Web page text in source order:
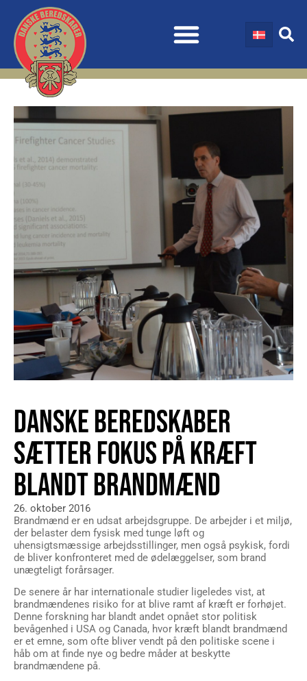
DANSKE BEREDSKABER
SÆTTER FOKUS PÅ KRÆFT
BLANDT BRANDMÆND
26. oktober 2016
Brandmænd er en udsat arbejdsgruppe. De arbejder i et miljø,
der belaster dem fysisk med tunge løft og
uhensigtsmæssige arbejdsstillinger, men også psykisk, fordi
de bliver konfronteret med de ødelæggelser, som brand
unægteligt forårsager.
De senere år har internationale studier ligeledes vist, at
brandmændenes risiko for at blive ramt af kræft er forhøjet.
Denne forskning har blandt andet opnået stor politisk
bevågenhed i USA og Canada, hvor kræft blandt brandmænd
er et emne, som ofte bliver vendt på den politiske scene i
håb om at finde nye og bedre måder at beskytte
brandmændene på.